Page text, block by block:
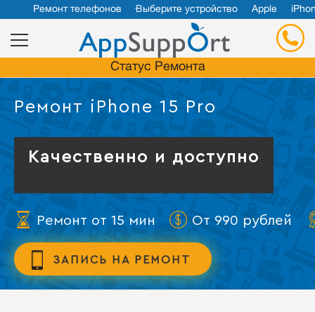
Ремонт телефонов Выберите устройство Apple
Статус Ремонта
Ремонт iPhone 15 Pro
Качественно и доступно
Ремонт от 15 мин От 990 рублей
ЗАПИСЬ НА РЕМОНТ